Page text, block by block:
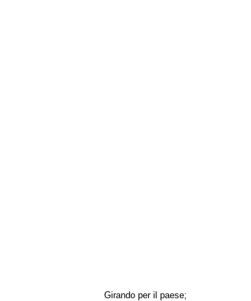
Girando per il paese;